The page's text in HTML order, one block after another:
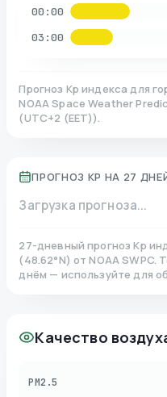
00:00
03:00
Прогноз Kp индекса для
NOAA Space Weather
(UTC+2 (EET)).
ПРОГНОЗ KP НА 27
Загрузка прогноза...
27-дневный прогноз Kp
(48.62°N)от NOAA SWPC.
днём — используйте для
Качество
PM2.5